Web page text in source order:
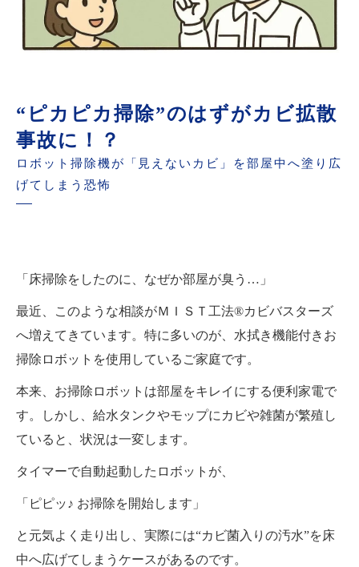
“ピカピカ掃除”のはずがカビ拡散
事故に！？
ロボット掃除機が「見えないカビ」を部屋中へ塗り広
げてしまう恐怖
「床掃除をしたのに、なぜか部屋が臭う…」
最近、このような相談がＭＩＳＴ工法®カビバスターズ
へ増えてきています。特に多いのが、水拭き機能付きお
掃除ロボットを使用しているご家庭です。
本来、お掃除ロボットは部屋をキレイにする便利家電で
す。しかし、給水タンクやモップにカビや雑菌が繁殖し
ていると、状況は一変します。
タイマーで自動起動したロボットが、
「ピピッ♪ お掃除を開始します」
と元気よく走り出し、実際には“カビ菌入りの汚水”を床
中へ広げてしまうケースがあるのです。